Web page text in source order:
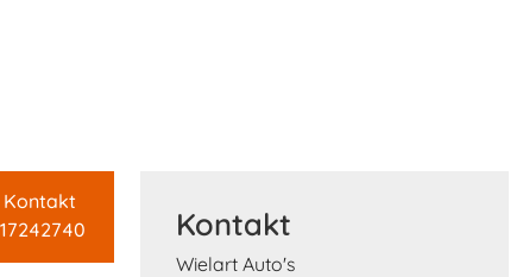
Kontakt
Kontakt
Wielart Auto's